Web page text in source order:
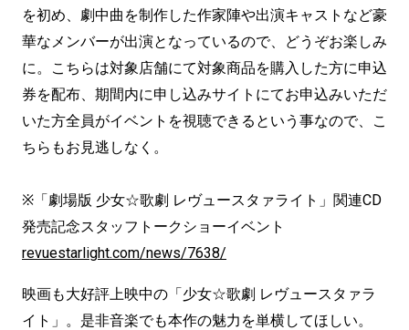
を初め、劇中曲を制作した作家陣や出演キャストなど豪
華なメンバーが出演となっているので、どうぞお楽しみ
に。こちらは対象店舗にて対象商品を購入した方に申込
券を配布、期間内に申し込みサイトにてお申込みいただ
いた方全員がイベントを視聴できるという事なので、こ
ちらもお見逃しなく。
※「劇場版 少女☆歌劇 レヴュースタァライト」関連CD
発売記念スタッフトークショーイベント
revuestarlight.com/news/7638/
映画も大好評上映中の「少女☆歌劇 レヴュースタァラ
イト」。是非音楽でも本作の魅力を単横してほしい。